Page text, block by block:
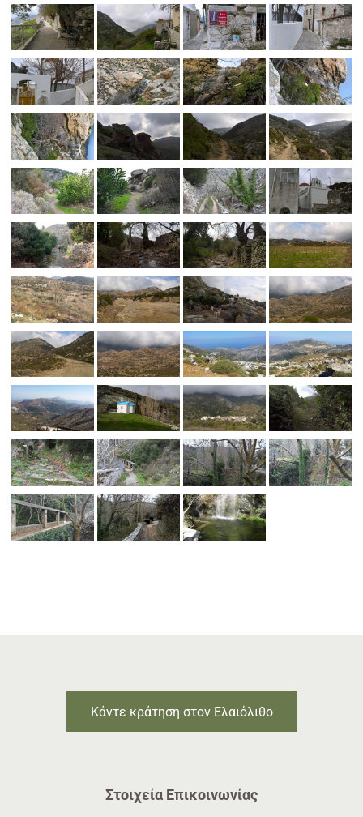
Κάντε κράτηση στον Ελαιόλιθο
Στοιχεία Επικοινωνίας